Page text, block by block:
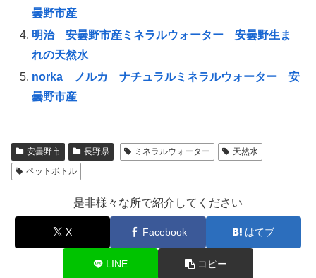
曇野市産
明治 安曇野市産ミネラルウォーター 安曇野生ま
れの天然水
norka ノルカ ナチュラルミネラルウォーター 安
曇野市産
安曇野市 長野県 ミネラルウォーター
天然水
ペットボトル
是非様々な所で紹介してください
X Facebook はてブ
LINE コピー